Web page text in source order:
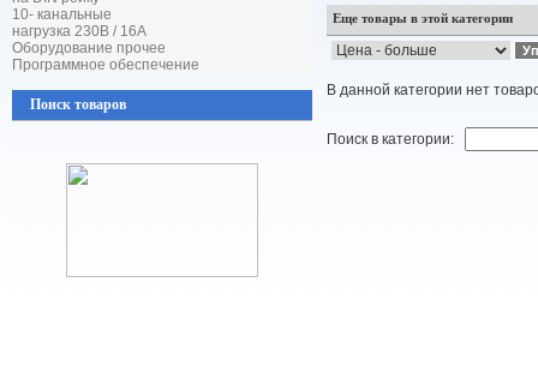
10- канальные
нагрузка 230В / 16А
Оборудование прочее
Программное обеспечение
Поиск товаров
Еще товары в этой категории
В данной категории нет
Поиск в категории: